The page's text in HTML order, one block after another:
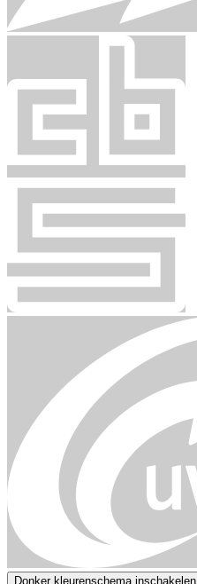
Donker kleurenschema inschakelen